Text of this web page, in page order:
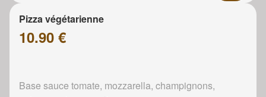
Pizza végétarienne
10.90 €
Base sauce tomate, mozzarella, champignons,